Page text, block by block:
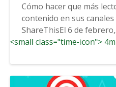
Cómo hacer que más
contenido en sus
ShareThisEl 6 de
<small class="time-icon">